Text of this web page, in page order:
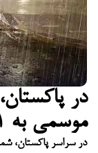
در
موسمی به ۱۵۱ نفر رسید
در سراسر پاکستان،